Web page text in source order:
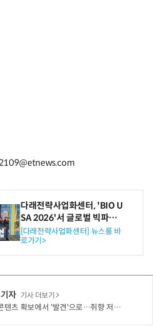
다래전략사업화센터, 'BIO U
SA 2026'서 글로벌 빅파마
와의 비즈니스 미팅 지원…K
-바이오 해외 진출 교두보 확
보
[다래전략사업화센터] 뉴스룸 바
로가기>
자 기사 더보기
츠 확보에서 '발견'으로…취향 저격이 이탈 막는다